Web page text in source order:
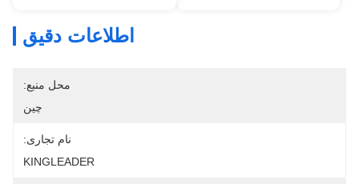
اطلاعات دقیق
محل منبع:
چین
نام تجاری:
KINGLEADER